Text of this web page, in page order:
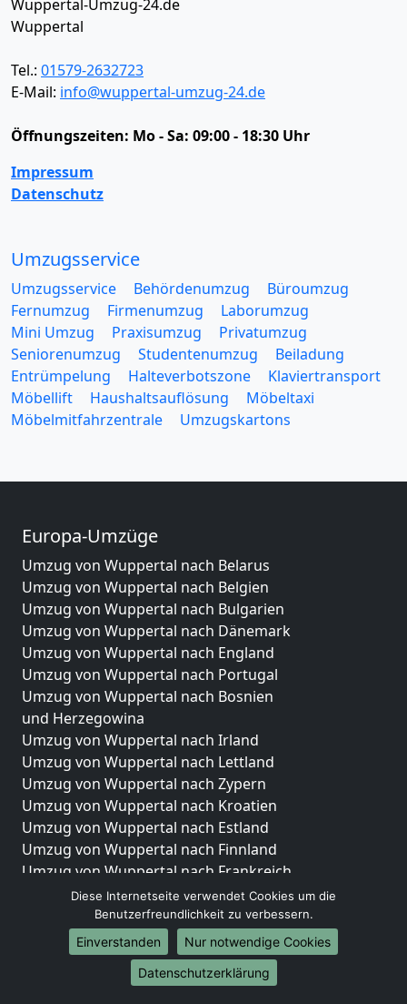
Wuppertal-Umzug-24.de
Wuppertal
Tel.: 01579-2632723
E-Mail: info@wuppertal-umzug-24.de
Öffnungszeiten: Mo - Sa: 09:00 - 18:30 Uhr
Impressum
Datenschutz
Umzugsservice
Umzugsservice Behördenumzug
Büroumzug
Fernumzug
Firmenumzug
Laborumzug
Mini Umzug
Praxisumzug
Privatumzug
Seniorenumzug
Studentenumzug
Beiladung
Entrümpelung
Halteverbotszone
Klaviertransport
Möbellift
Haushaltsauflösung
Möbeltaxi
Möbelmitfahrzentrale
Umzugskartons
Europa-Umzüge
Umzug von Wuppertal nach Belarus
Umzug von Wuppertal nach Belgien
Umzug von Wuppertal nach Bulgarien
Umzug von Wuppertal nach Dänemark
Umzug von Wuppertal nach England
Umzug von Wuppertal nach Portugal
Umzug von Wuppertal nach Bosnien
und Herzegowina
Umzug von Wuppertal nach Irland
Umzug von Wuppertal nach Lettland
Umzug von Wuppertal nach Zypern
Umzug von Wuppertal nach Kroatien
Umzug von Wuppertal nach Estland
Umzug von Wuppertal nach Finnland
Umzug von Wuppertal nach Frankreich
Umzug von Wuppertal nach Griechenland
Umzug von Wuppertal nach Italien
Umzug von Wuppertal nach Liechtenstein
Umzug von Wuppertal nach Luxemburg
Umzug von Wuppertal nach Niederlande
Diese Internetseite verwendet Cookies um die
Benutzerfreundlichkeit zu verbessern.
Einverstanden
Nur notwendige Cookies
Datenschutzerklärung